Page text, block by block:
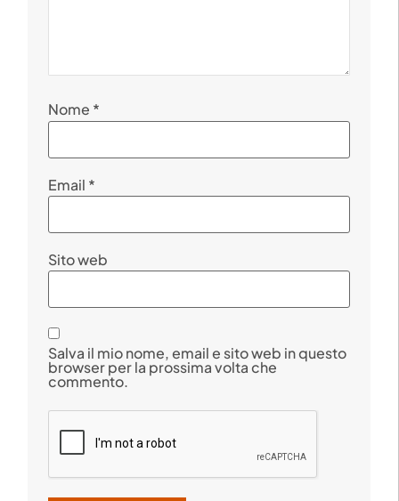
Nome *
Email *
Sito web
Salva il mio nome, email e sito web in questo
browser per la prossima volta che
commento.